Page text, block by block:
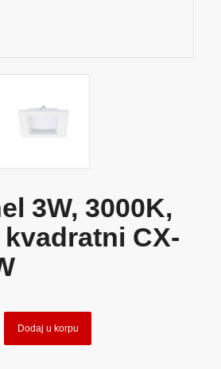
3W, 3000K,
CX-
Dodaj u korpu